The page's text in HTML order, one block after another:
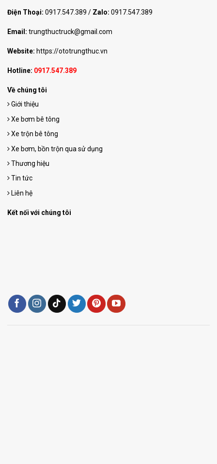
Điện Thoại: 0917.547.389 / Zalo: 0917.547.389
Email: trungthuctruck@gmail.com
Website: https://ototrungthuc.vn
Hotline: 0917.547.389
Về chúng tôi
Giới thiệu
Xe bơm bê tông
Xe trộn bê tông
Xe bơm, bồn trộn qua sử dụng
Thương hiệu
Tin tức
Liên hệ
Kết nối với chúng tôi